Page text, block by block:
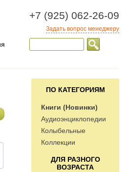
+7 (925) 062-26-09
Задать вопрос менеджеру
ПО КАТЕГОРИЯМ
Книги (Новинки)
Аудиоэнциклопедии
Колыбельные
Коллекции
ДЛЯ РАЗНОГО
ВОЗРАСТА